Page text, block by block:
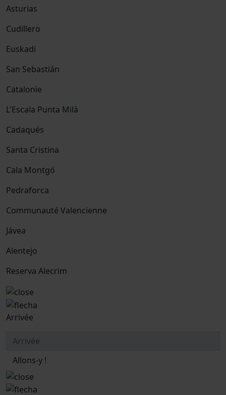
Asturias
Cudillero
Euskadi
San Sebastián
Catalonie
L'Escala Punta Milà
Cadaqués
Santa Cristina
Cala Montgó
Pedraforca
Communauté Valencienne
Jávea
Alentejo
Reserva Alecrim
Arrivée
Allons-y !